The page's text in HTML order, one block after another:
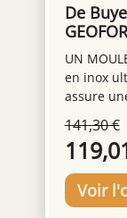
De
en inox
Gris
UN
en inox
assure
premier
la
de vos
141,30 €